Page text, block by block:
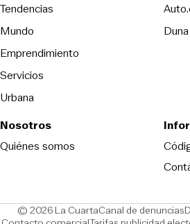
Tendencias
Mundo
Emprendimiento
Servicios
Urbana
Duna
Nosotros
Quiénes somos
© 2026 La CuartaCanal de denuncias